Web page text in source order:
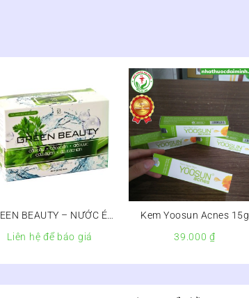
BEAUTY – NƯỚC ÉP
CẦN TÂY GIẢM CÂN
Liên hệ để báo giá
Kem Yoosun Acnes 15g
39.000₫